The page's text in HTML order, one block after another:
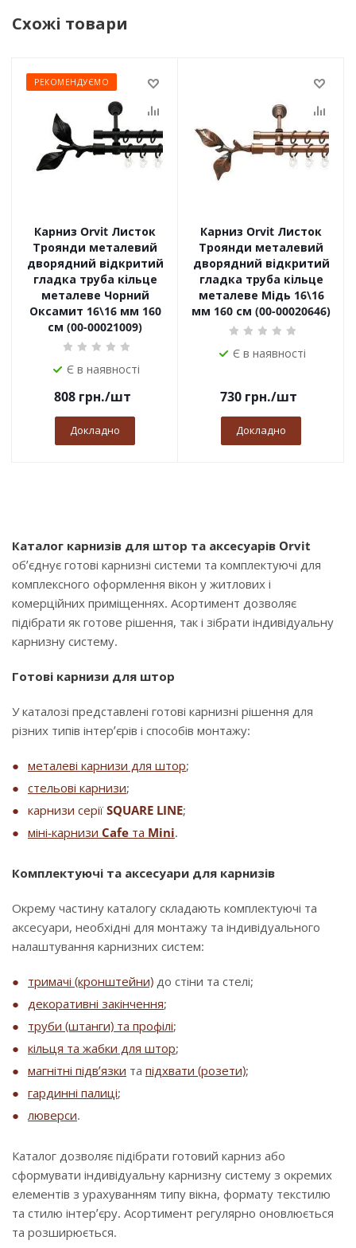
Схожі товари
РЕКОМЕНДУЄМО
Карниз Orvit Листок
Троянди металевий
дворядний відкритий
гладка труба кільце
металеве Чорний
Оксамит 16\16 мм 160
см (00-00021009)
Є в наявності
808грн./шт
Докладно
Карниз Orvit Листок
Троянди металевий
дворядний відкритий
гладка труба кільце
металеве Мідь 16\16
мм 160 см (00-00020646)
Є в наявності
730грн./шт
Докладно
Каталог карнизів для штор та аксесуарів Orvit
об’єднує готові карнизні системи та комплектуючі для
комплексного оформлення вікон у житлових і
комерційних приміщеннях. Асортимент дозволяє
підібрати як готове рішення, так і зібрати індивідуальну
карнизну систему.
Готові карнизи для штор
У каталозі представлені готові карнизні рішення для
різних типів інтер’єрів і способів монтажу:
металеві карнизи для штор;
стельові карнизи;
карнизи серії SQUARE LINE;
міні-карнизи Cafe та Mini.
Комплектуючі та аксесуари для карнизів
Окрему частину каталогу складають комплектуючі та
аксесуари, необхідні для монтажу та індивідуального
налаштування карнизних систем:
тримачі (кронштейни) до стіни та стелі;
декоративні закінчення;
труби (штанги) та профілі;
кільця та жабки для штор;
магнітні підв’язки та підхвати (розети);
гардинні палиці;
люверси.
Каталог дозволяє підібрати готовий карниз або
сформувати індивідуальну карнизну систему з окремих
елементів з урахуванням типу вікна, формату текстилю
та стилю інтер’єру. Асортимент регулярно оновлюється
та розширюється.